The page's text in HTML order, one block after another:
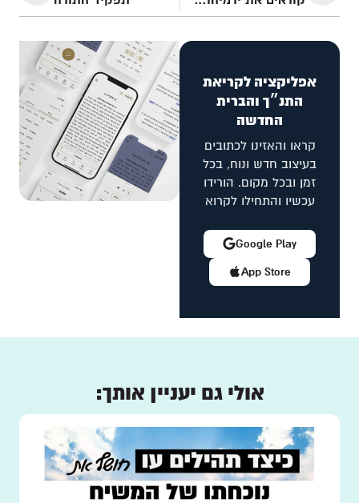
אפליקציה לקריאת
התנ״ך והברית
החדשה
קראו והאזינו לכתובים
בעיצוב חדש ונוח, בכל
זמן ובכל מקום. הורידו
עכשיו והתחילו לקרוא
App Store
Google Play
אולי גם יעניין אותך: